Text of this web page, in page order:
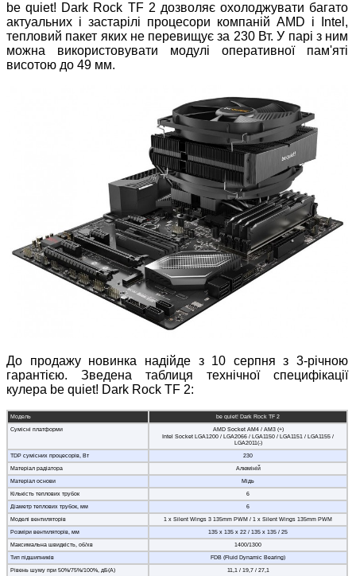
be quiet! Dark Rock TF 2 дозволяє охолоджувати багато
актуальних і застарілі процесори компаній AMD і Intel,
тепловий пакет яких не перевищує за 230 Вт. У парі з ним
можна використовувати модулі оперативної пам'яті
висотою до 49 мм.
До продажу новинка надійде з 10 серпня з 3-річною
гарантією. Зведена таблиця технічної специфікації
кулера be quiet! Dark Rock TF 2:
Модель
be quiet! Dark Rock TF 2
Cумісні платформи
AMD Socket AM4 / AM3 (+)
Intel Socket LGA1200 / LGA2066 / LGA1150 / LGA1151 / LGA1155 /
LGA2011(-)
TDP сумісних процесорів, Вт
230
Матеріал радіатора
Алюміній
Матеріал основи
Мідь
Кількість теплових трубок
6
Діаметр теплових трубок, мм
6
Моделі вентиляторів
1 x Silent Wings 3 135mm PWM / 1 x Silent Wings 135mm PWM
Розміри вентиляторів, мм
135 х 135 х 22 / 135 х 135 / 25
Максимальна швидкість, об/хв
1400/1300
Тип підшипників
FDB (Fluid Dynamic Bearing)
Рівень шуму при 50%/75%/100%, дБ(А)
11,1 / 19,7 / 27,1